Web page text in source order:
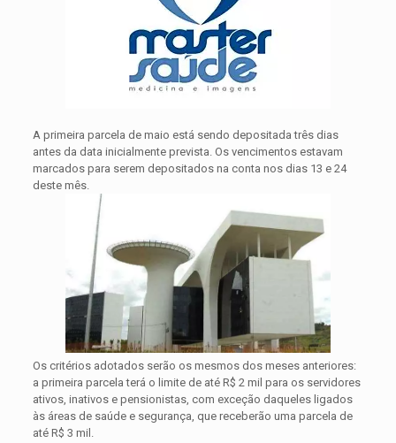
A primeira parcela de maio está sendo depositada três dias
antes da data inicialmente prevista. Os vencimentos estavam
marcados para serem depositados na conta nos dias 13 e 24
deste mês.
Os critérios adotados serão os mesmos dos meses anteriores:
a primeira parcela terá o limite de até R$ 2 mil para os servidores
ativos, inativos e pensionistas, com exceção daqueles ligados
às áreas de saúde e segurança, que receberão uma parcela de
até R$ 3 mil.